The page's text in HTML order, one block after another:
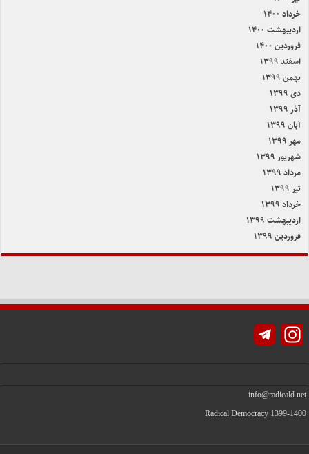
خرداد ۱۴۰۰
اردیبهشت ۱۴۰۰
فروردین ۱۴۰۰
اسفند ۱۳۹۹
بهمن ۱۳۹۹
دی ۱۳۹۹
آذر ۱۳۹۹
آبان ۱۳۹۹
مهر ۱۳۹۹
شهریور ۱۳۹۹
مرداد ۱۳۹۹
تیر ۱۳۹۹
خرداد ۱۳۹۹
اردیبهشت ۱۳۹۹
فروردین ۱۳۹۹
Instagram
info@radicald.net
Radical Democracy 1399-1400